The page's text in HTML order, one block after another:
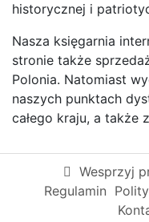
historycznej i
Nasza księgarnia
stronie także
Polonia. Natomiast
naszych punktach
całego kraju, a także
Wesprzyj
Regulamin